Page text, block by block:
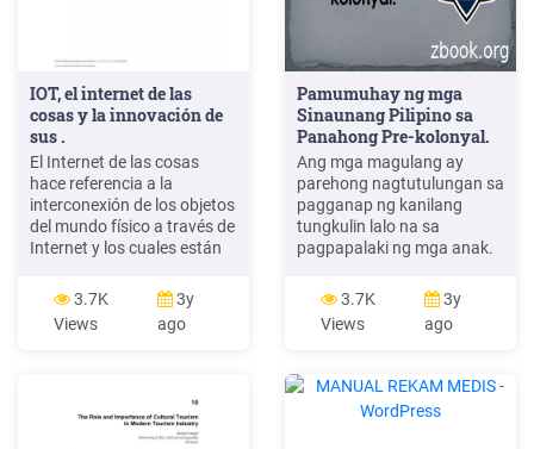
IOT, el internet de las
cosas y la innovación de
sus .
El Internet de las cosas
hace referencia a la
interconexión de los objetos
del mundo físico a través de
Internet y los cuales están
actuadores y tecnología de
comunicación. El objetivo
de esta tecnología es el
aplicaciones existentes. .
3.7K
Views
3y
ago
Pamumuhay ng mga
Sinaunang Pilipino sa
Panahong Pre-kolonyal.
Ang mga magulang ay
parehong nagtutulungan sa
pagganap ng kanilang
tungkulin lalo na sa
pagpapalaki ng mga anak.
natutuhan ng mga anak
ang mabuting asal gaya ng
pagbibigayan at
Mataas ang pagtingin at
pagkilala sa mga pamilya
ng ating mga ninuno.
3.7K
Views
3y
ago